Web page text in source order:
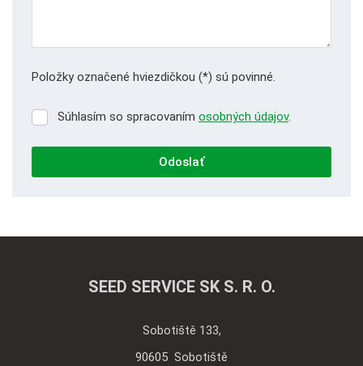
Položky označené hviezdičkou (*) sú povinné.
Súhlasím
spracovaním
Súhlasím so spracovaním osobných údajov.
Odoslať
nepodarilo
SEED SERVICE SK S. R. O.
Sobotiště 133,
90605 Sobotiště